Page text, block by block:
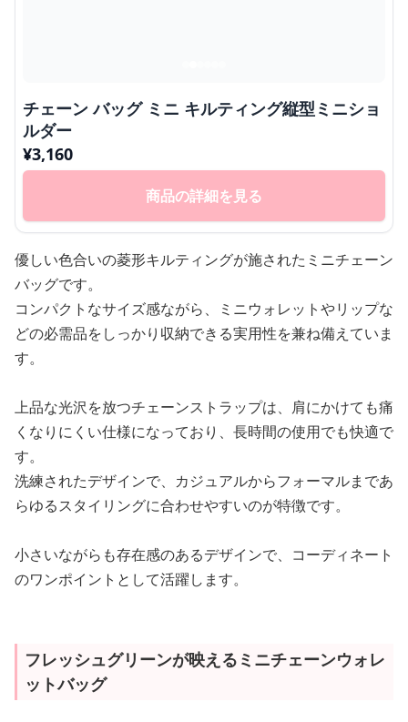
チェーン バッグ ミニ キルティング縦型ミニショ
ルダー
¥3,160
商品の詳細を見る
優しい色合いの菱形キルティングが施されたミニチェーン
バッグです。
コンパクトなサイズ感ながら、ミニウォレットやリップな
どの必需品をしっかり収納できる実用性を兼ね備えていま
す。
上品な光沢を放つチェーンストラップは、肩にかけても痛
くなりにくい仕様になっており、長時間の使用でも快適で
す。
洗練されたデザインで、カジュアルからフォーマルまであ
らゆるスタイリングに合わせやすいのが特徴です。
小さいながらも存在感のあるデザインで、コーディネート
のワンポイントとして活躍します。
フレッシュグリーンが映えるミニチェーンウォレ
ットバッグ